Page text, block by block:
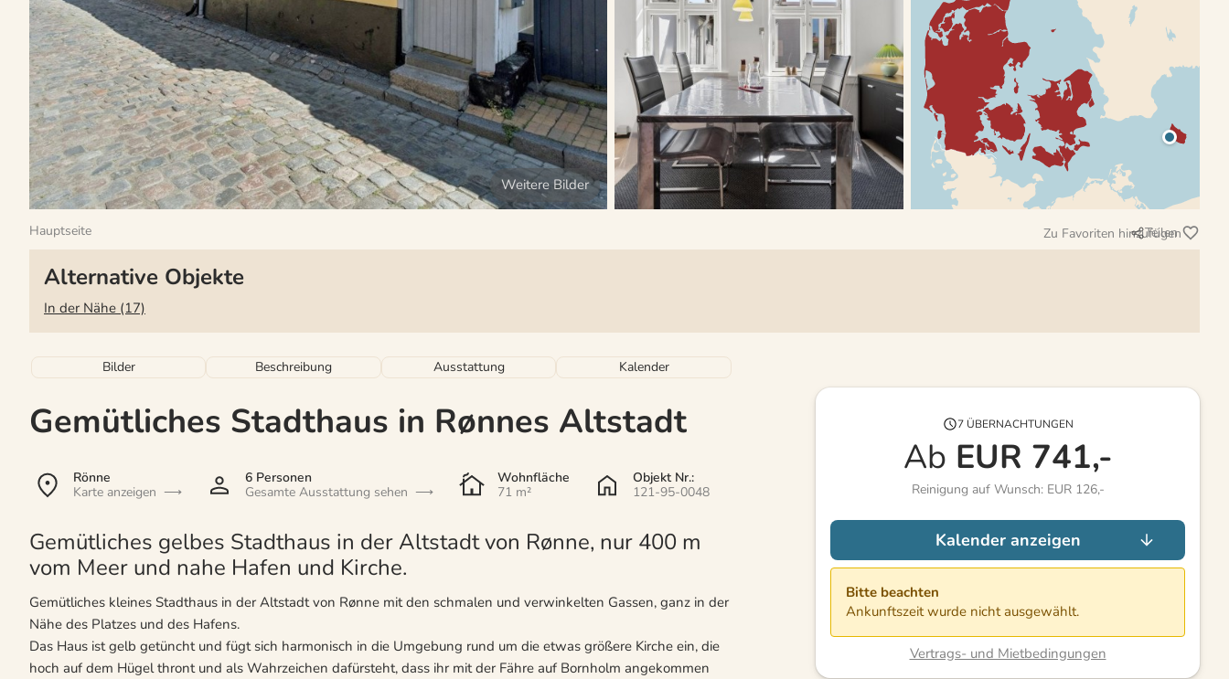
Hauptseite Zu Favoriten hinzufügen
Teilen
Alternative Objekte
In der Nähe (17)
Bilder Beschreibung Ausstattung Kalender
Gemütliches Stadthaus in Rønnes Altstadt
Rönne
Karte anzeigen
6 Personen
Gesamte Ausstattung sehen
Wohnfläche
71 m²
Objekt Nr.:
121-95-0048
Gemütliches gelbes Stadthaus in der Altstadt von Rønne, nur 400 m
vom Meer und nahe Hafen und Kirche.
Gemütliches kleines Stadthaus in der Altstadt von Rønne mit den schmalen und verwinkelten Gassen, ganz in der
Nähe des Platzes und des Hafens.
Das Haus ist gelb getüncht und fügt sich harmonisch in die Umgebung rund um die etwas größere Kirche ein, die
hoch auf dem Hügel thront und als Wahrzeichen dafürsteht, dass ihr mit der Fähre auf Bornholm angekommen
7 ÜBERNACHTUNGEN
Ab EUR 741,-
Reinigung auf Wunsch: EUR 126,-
Kalender anzeigen
Bitte beachten
Ankunftszeit wurde nicht ausgewählt.
Vertrags- und Mietbedingungen